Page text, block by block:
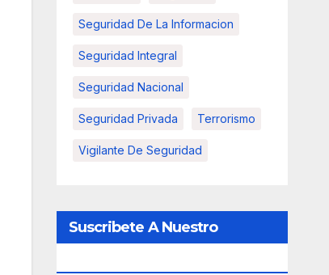
Seguridad De La Informacion
Seguridad Integral
Seguridad Nacional
Seguridad Privada Terrorismo
Vigilante De Seguridad
Suscribete A Nuestro